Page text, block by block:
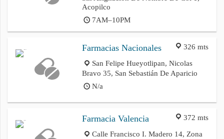
Acopilco
7AM–10PM
326 mts
Farmacias Nacionales
San Felipe Hueyotlipan, Nicolas
Bravo 35, San Sebastián De Aparicio
N/a
372 mts
Farmacia Valencia
Calle Francisco I. Madero 14, Zona